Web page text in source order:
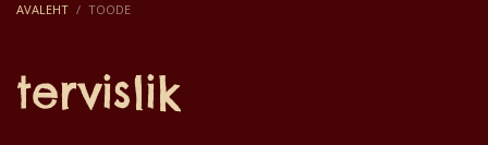
AVALEHT TOODE
tervislik